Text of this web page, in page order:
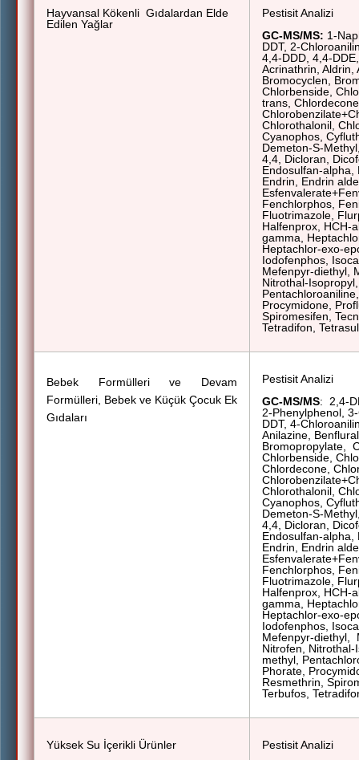
Hayvansal Kökenli Gıdalardan Elde
Edilen Yağlar
Pestisit Analizi
GC-MS/MS: 1-
DDT, 2-
4,4-DDD, 4,4-
Acrinathrin, Aldrin,
Bromocyclen,
Chlorbenside,
trans,
Chlorothalonil,
Cyanophos,
Demeton-S-
4,4, Dicloran,
Endosulfan-alpha,
Endrin, Endrin
Fenchlorphos,
Fluotrimazole,
Halfenprox, HCH-
gamma,
Heptachlor-exo-
Iodofenphos,
Mefenpyr-diethyl,
Nitrothal-
Procymidone,
Spiromesifen,
Tetradifon,
Bebek Formülleri ve Devam
Formülleri, Bebek ve Küçük Çocuk Ek
Gıdaları
Pestisit Analizi
GC-MS/MS:
2,4-
2-Phenylphenol,
DDT, 4-
Anilazine,
Bromopropylate,
Chlorbenside,
Chlordecone,
Chlorothalonil,
Cyanophos,
Demeton-S-
4,4, Dicloran,
Endosulfan-alpha,
Endrin, Endrin
Fenchlorphos,
Fluotrimazole,
Halfenprox, HCH-
gamma,
Heptachlor-exo-
Iodofenphos,
Mefenpyr-diethyl,
Nitrofen,
methyl,
Phorate,
Resmethrin,
Terbufos,
Yüksek Su İçerikli Ürünler
Pestisit Analizi